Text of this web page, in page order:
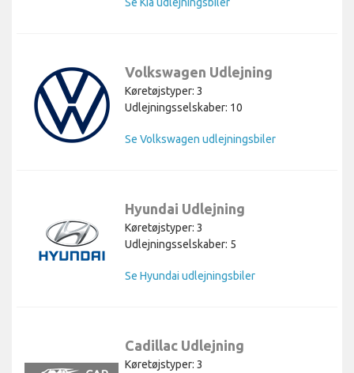
Volkswagen Udlejning
Køretøjstyper: 3
Udlejningsselskaber: 10
Se Volkswagen udlejningsbiler
Hyundai Udlejning
Køretøjstyper: 3
Udlejningsselskaber: 5
Se Hyundai udlejningsbiler
Cadillac Udlejning
Køretøjstyper: 3